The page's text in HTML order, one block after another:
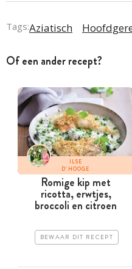
Tags:Aziatisch
Of een ander recept?
ILSE
D'HOOGE
Romige kip met
ricotta, erwtjes,
broccoli en citroen
BEWAAR DIT RECEPT